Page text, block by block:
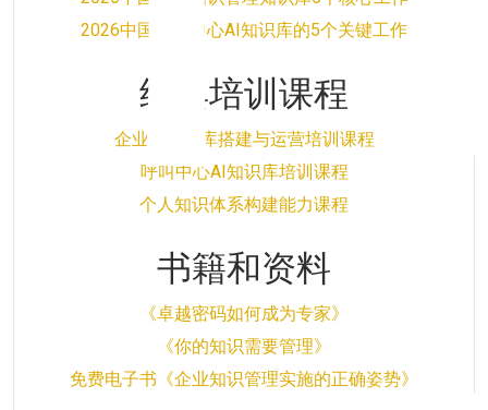
2026中国呼叫中心AI知识库的5个关键工作
经典培训课程
企业AI知识库搭建与运营培训课程
呼叫中心AI知识库培训课程
个人知识体系构建能力课程
书籍和资料
《卓越密码如何成为专家》
《你的知识需要管理》
免费电子书《企业知识管理实施的正确姿势》